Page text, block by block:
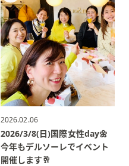
2026.02.06
2026/3/8(日)国際女性day🌼
今年もデルソーレでイベント
開催します🥂